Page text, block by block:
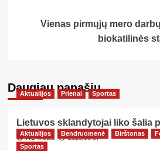
Vienas pirmųjų mero
biokatilinės
Daugiau panašių…
Aktualijos Prienai Sportas
Lietuvos sklandytojai liko šalia
NG Media 2026/08/07
Aktualijos Bendruomenė Birštonas
Sportas